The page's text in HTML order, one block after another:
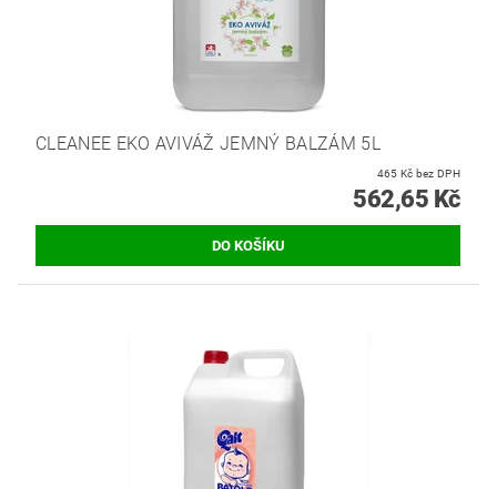
CLEANEE EKO AVIVÁŽ JEMNÝ BALZÁM 5L
465 Kč bez DPH
562,65 Kč